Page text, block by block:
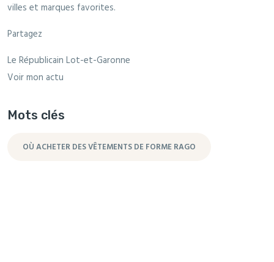
villes et marques favorites.
Partagez
Le Républicain Lot-et-Garonne
Voir mon actu
Mots clés
OÙ ACHETER DES VÊTEMENTS DE FORME RAGO